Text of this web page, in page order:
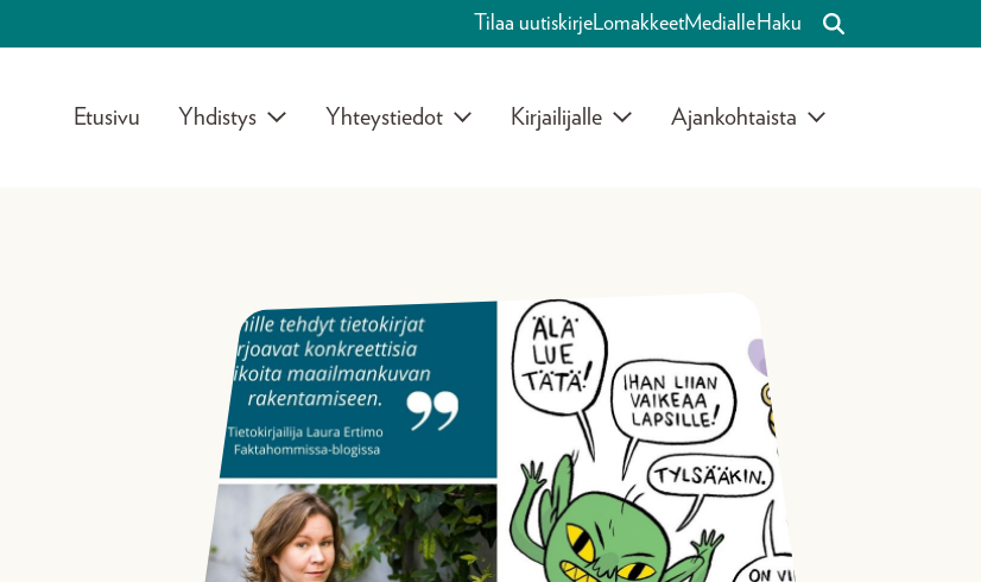
Tilaa uutiskirjeLomakkeetMedialleHaku
Etusivu Yhdistys Yhteystiedot Kirjailijalle Ajankohtaista